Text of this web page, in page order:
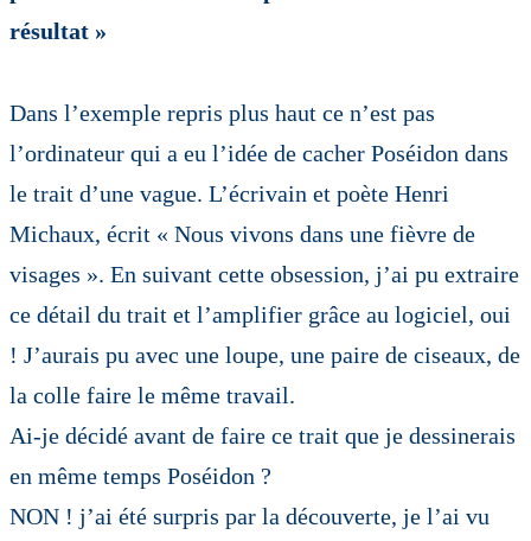
résultat »
Dans l’exemple repris plus haut ce n’est pas
l’ordinateur qui a eu l’idée de cacher Poséidon dans
le trait d’une vague. L’écrivain et poète Henri
Michaux, écrit « Nous vivons dans une fièvre de
visages ». En suivant cette obsession, j’ai pu extraire
ce détail du trait et l’amplifier grâce au logiciel, oui
! J’aurais pu avec une loupe, une paire de ciseaux, de
la colle faire le même travail.
Ai-je décidé avant de faire ce trait que je dessinerais
en même temps Poséidon ?
NON ! j’ai été surpris par la découverte, je l’ai vu